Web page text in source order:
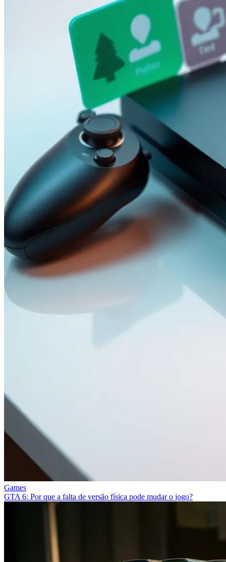
Games
GTA 6: Por que a falta de versão física pode mudar o jogo?